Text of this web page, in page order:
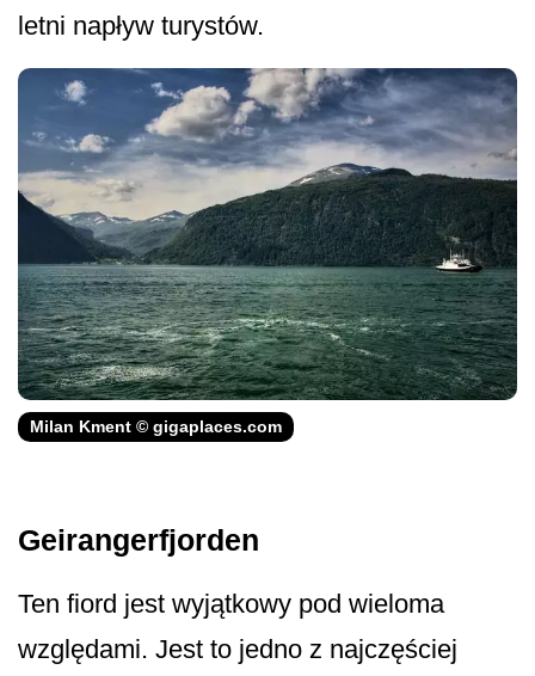
letni napływ turystów.
Milan Kment © gigaplaces.com
Geirangerfjorden
Ten fiord jest wyjątkowy pod wieloma
względami. Jest to jedno z najczęściej